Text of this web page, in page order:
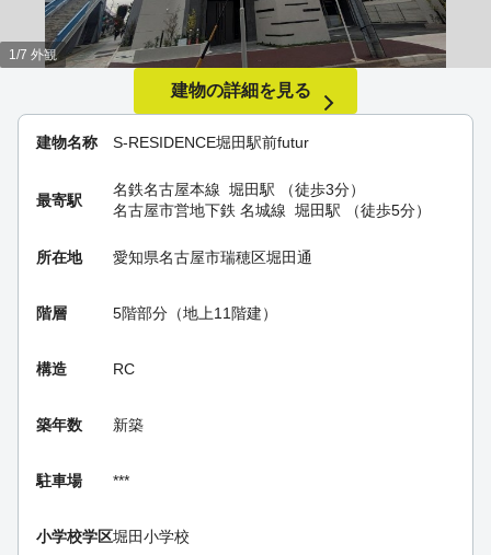
建物名称 S-RESIDENCE堀田駅前futur
最寄駅
名鉄名古屋本線 堀田駅 （徒歩3分）
名古屋市営地下鉄 名城線 堀田駅 （徒歩5分）
所在地 愛知県名古屋市瑞穂区堀田通
階層 5階部分（地上11階建）
構造 RC
築年数 新築
駐車場 ***
小学校学区堀田小学校
1/7 外観
建物の詳細を見る